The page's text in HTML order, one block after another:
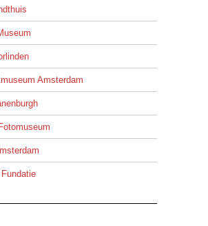
Amsterdam